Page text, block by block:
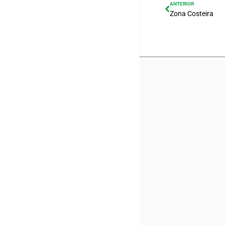
ANTERIOR
Zona Costeira